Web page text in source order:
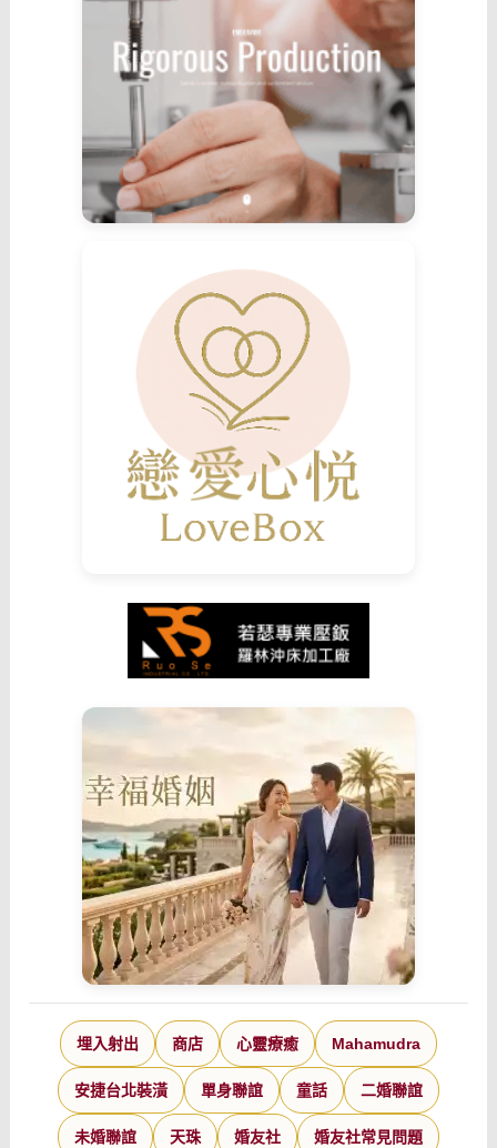
埋入射出 商店 心靈療癒 Mahamudra
安捷台北裝潢 單身聯誼 童話 二婚聯誼
未婚聯誼 天珠 婚友社 婚友社常見問題